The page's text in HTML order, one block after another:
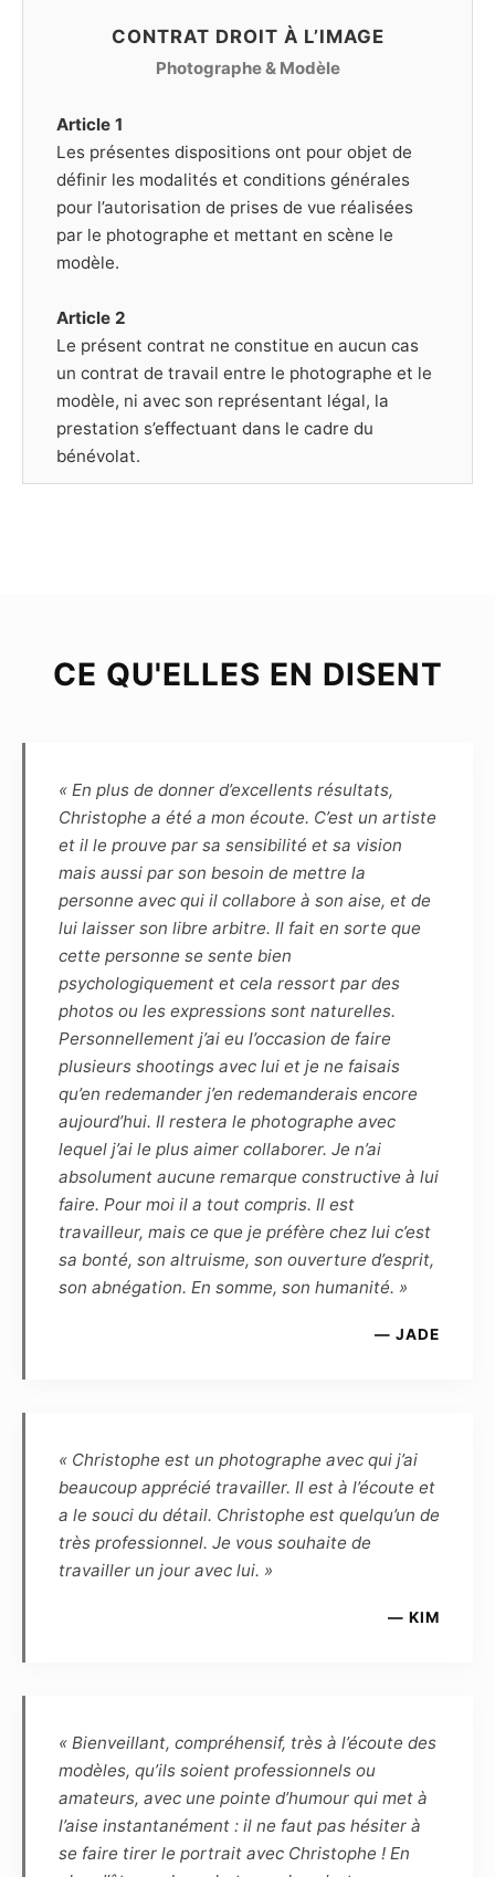
CONTRAT DROIT À L’IMAGE
Photographe & Modèle
Article 1
Les présentes dispositions ont pour objet de
définir les modalités et conditions générales
pour l’autorisation de prises de vue réalisées
par le photographe et mettant en scène le
modèle.
Article 2
Le présent contrat ne constitue en aucun cas
un contrat de travail entre le photographe et le
modèle, ni avec son représentant légal, la
prestation s’effectuant dans le cadre du
bénévolat.
Chaque séance de prise de vue est soit libre,
contraintes afin que chacun s’y prépare.
Article 4
Le choix des photographies sera fait
uniquement par le photographe, sans
engagement sur le nombre. Pour indication,
pour une séance de 1h30, une dizaine de
photos sont généralement retenues.
Le photographe s’engage à remettre sous 5
semaines, par voie numérique, les
photographies de la séance. La haute définition
(dossier HD) permettra de faire des
impressions non lucratives, sans contrainte de
temps ou de quantité, tandis que la basse
définition, marquée par le photographe, pourra
être diffusée sur Internet dans le cadre du
cercle privé et familial, ou de la promotion
personnelle du modèle, dans un but non
commercial.
prestations est fixée à zéro euro. Cette
rémunération est définitive, et le Modèle
reconnaît être entièrement rempli de son droit
et renonce en conséquence à toute demande
ultérieure de rémunération complémentaire.
conséquence le Modèle ne peut revendiquer
aucune propriété ou droit d’auteur. Le
Photographe reconnaît que, de par la loi, le
Modèle demeure le propriétaire inaliénable de
son image. Le Photographe et le Modèle se
CE QU'ELLES EN DISENT
« En plus de donner d’excellents résultats,
Christophe a été a mon écoute. C’est un artiste
et il le prouve par sa sensibilité et sa vision
mais aussi par son besoin de mettre la
personne avec qui il collabore à son aise, et de
lui laisser son libre arbitre. Il fait en sorte que
cette personne se sente bien
psychologiquement et cela ressort par des
photos ou les expressions sont naturelles.
Personnellement j’ai eu l’occasion de faire
plusieurs shootings avec lui et je ne faisais
qu’en redemander j’en redemanderais encore
aujourd’hui. Il restera le photographe avec
lequel j’ai le plus aimer collaborer. Je n’ai
absolument aucune remarque constructive à lui
faire. Pour moi il a tout compris. Il est
travailleur, mais ce que je préfère chez lui c’est
sa bonté, son altruisme, son ouverture d’esprit,
son abnégation. En somme, son humanité. »
— JADE
« Christophe est un photographe avec qui j’ai
beaucoup apprécié travailler. Il est à l’écoute et
a le souci du détail. Christophe est quelqu’un de
très professionnel. Je vous souhaite de
travailler un jour avec lui. »
— KIM
« Bienveillant, compréhensif, très à l’écoute des
modèles, qu’ils soient professionnels ou
amateurs, avec une pointe d’humour qui met à
l’aise instantanément : il ne faut pas hésiter à
se faire tirer le portrait avec Christophe ! En